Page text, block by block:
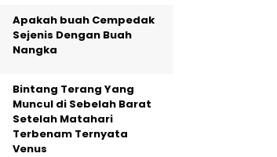
Apakah buah Cempedak
Sejenis Dengan Buah
Nangka
Bintang Terang Yang
Muncul di Sebelah Barat
Setelah Matahari
Terbenam Ternyata
Venus